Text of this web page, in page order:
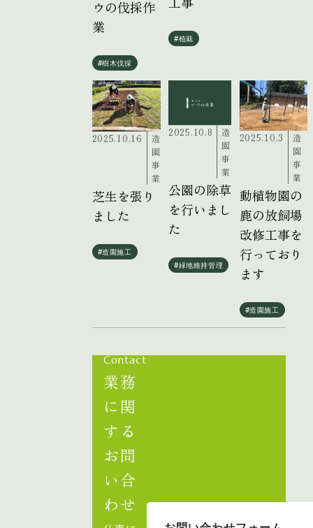
ウの伐採作
業
#樹木伐採
#植栽
2025.10.16
造
園
事
業
芝生を張り
ました
#造園施工
2025.10.8
造
園
事
業
公園の除草
を行いまし
た
#緑地維持管理
2025.10.3
造
園
事
業
動植物園の
鹿の放飼場
改修工事を
行っており
ます
#造園施工
Contact
業務
に関
する
お問
い合
わせ